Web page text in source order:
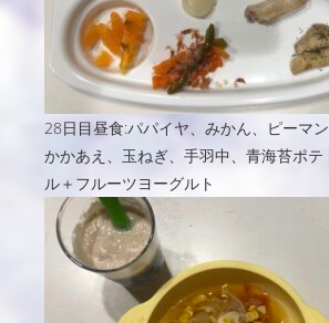
28日目昼食:パパイヤ、みかん、ピーマ
かかあえ、玉ねぎ、手羽中、青海苔ポテ
ル＋フルーツヨーグルト